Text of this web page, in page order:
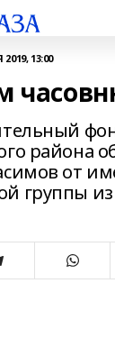
13:00
района
от
группы из